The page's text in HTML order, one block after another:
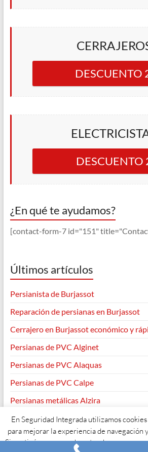
DESCUENTO
DESCUENTO
¿En qué te ayudamos?
[contact-form-7 id="151"
Últimos artículos
Persianista de Burjassot
Reparación de persianas en Burjassot
Cerrajero en Burjassot económico y
Persianas de PVC Alginet
Persianas de PVC Alaquas
Persianas de PVC Calpe
Persianas metálicas Alzira
Copyright © 2026. Todos los derechos
En Seguridad Integrada utilizamos
para mejorar la experiencia de navegación
Si continúas navegando entendemos que